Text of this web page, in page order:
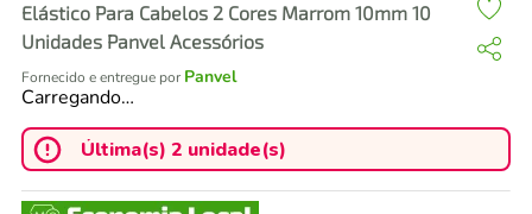
Elástico Para Cabelos 2 Cores Marrom 10mm 10
Unidades Panvel Acessórios
Fornecido e entregue por Panvel
Carregando…
Última(s) 2 unidade(s)